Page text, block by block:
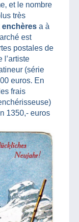
et le nombre
très
enchères a à
est
postales de
l’artiste
(série
euros. En
frais
1350,- euros